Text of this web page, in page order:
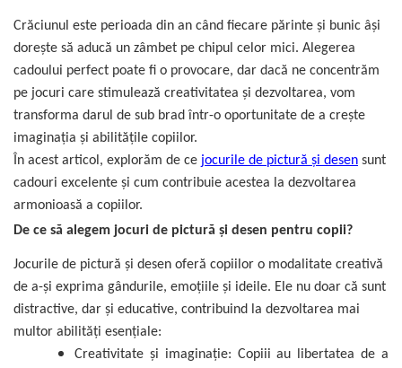
dopuri de urechi
Produse îngrijire copii
Igiena copii
Crăciunul este perioada din an când fiecare părinte și bunic âși
dorește să aducă un zâmbet pe chipul celor mici. Alegerea
cadoului perfect poate fi o provocare, dar dacă ne concentrăm
pe jocuri care stimulează creativitatea și dezvoltarea, vom
transforma darul de sub brad într-o oportunitate de a crește
imaginația și abilitățile copiilor.
În acest articol, explorăm de ce jocurile de pictură și desen sunt
cadouri excelente și cum contribuie acestea la dezvoltarea
armonioasă a copiilor.
De ce să alegem jocuri de pictură și desen pentru copii?
Jocurile de pictură și desen oferă copiilor o modalitate creativă
de a-și exprima gândurile, emoțiile și ideile. Ele nu doar că sunt
distractive, dar și educative, contribuind la dezvoltarea mai
multor abilități esențiale:
Creativitate și imaginație: Copiii au libertatea de a